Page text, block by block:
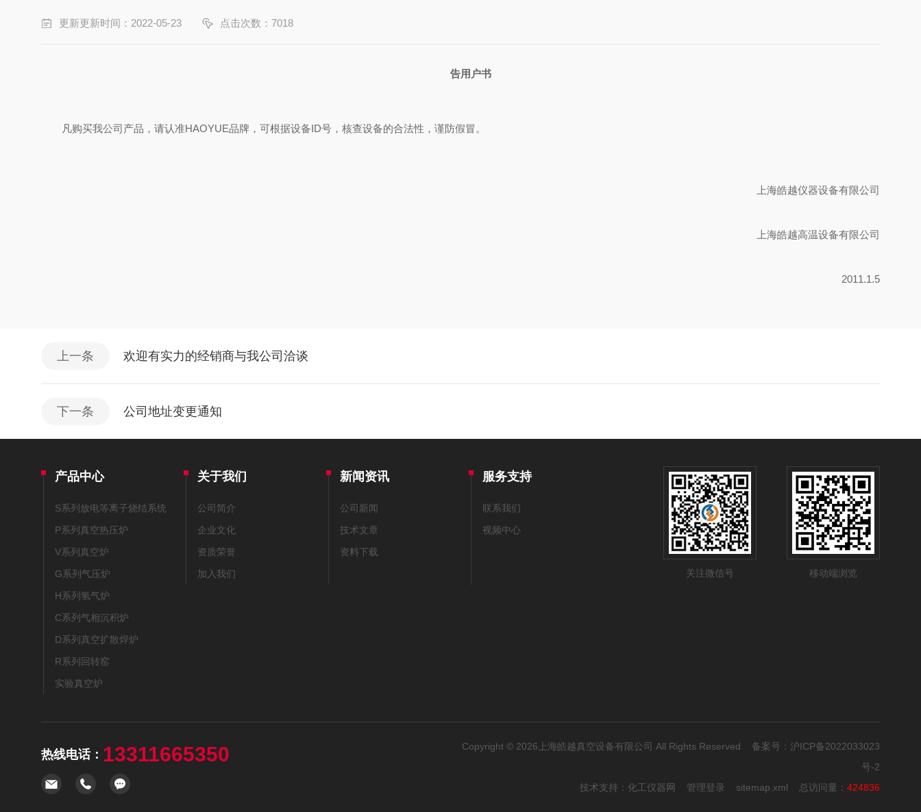
更新更新时间：2022-05-23 点击次数：7018
告用户书
凡购买我公司产品，请认准HAOYUE品牌，可根据设备ID号，核查设备的合法性，谨防假冒。
上海皓越仪器设备有限公司
上海皓越高温设备有限公司
2011.1.5
上一条 欢迎有实力的经销商与我公司洽谈
下一条 公司地址变更通知
产品中心
S系列放电等离子烧结系统
P系列真空热压炉
V系列真空炉
G系列气压炉
H系列氢气炉
C系列气相沉积炉
D系列真空扩散焊炉
R系列回转窑
实验真空炉
关于我们
公司简介
企业文化
资质荣誉
加入我们
新闻资讯
公司新闻
技术文章
资料下载
服务支持
联系我们
视频中心
关注微信号 移动端浏览
热线电话： 13311665350 Copyright © 2026上海皓越真空设备有限公司 All Rights Reserved 备案号： 沪ICP备2022033023
号-2
技术支持： 化工仪器网 管理登录 sitemap.xml 总访问量： 424836